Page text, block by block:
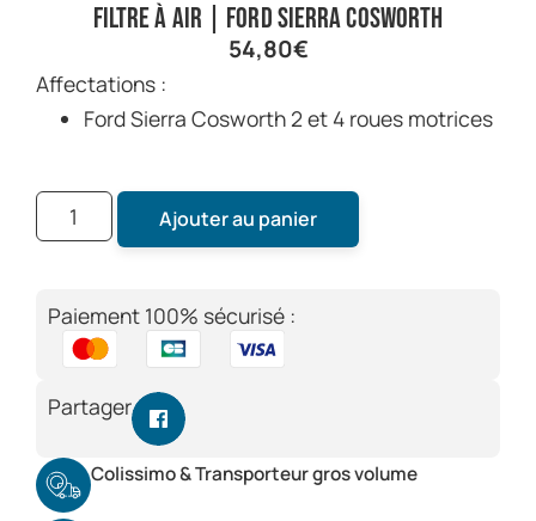
Filtre à air | Ford Sierra Cosworth
54,80€
Affectations :
Ford Sierra Cosworth 2 et 4 roues motrices
Ajouter au panier
Paiement 100% sécurisé :
Partager
Colissimo & Transporteur gros volume